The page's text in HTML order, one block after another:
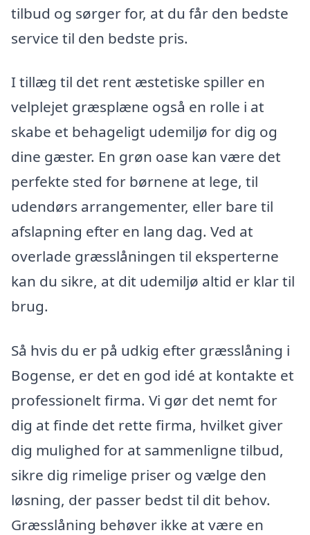
tilbud og sørger for, at du får den bedste
service til den bedste pris.
I tillæg til det rent æstetiske spiller en
velplejet græsplæne også en rolle i at
skabe et behageligt udemiljø for dig og
dine gæster. En grøn oase kan være det
perfekte sted for børnene at lege, til
udendørs arrangementer, eller bare til
afslapning efter en lang dag. Ved at
overlade græsslåningen til eksperterne
kan du sikre, at dit udemiljø altid er klar til
brug.
Så hvis du er på udkig efter græsslåning i
Bogense, er det en god idé at kontakte et
professionelt firma. Vi gør det nemt for
dig at finde det rette firma, hvilket giver
dig mulighed for at sammenligne tilbud,
sikre dig rimelige priser og vælge den
løsning, der passer bedst til dit behov.
Græsslåning behøver ikke at være en